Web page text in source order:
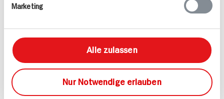
Marketing
Alle zulassen
Nur Notwendige erlauben
Sortiment
Marktfinder
Unser Magazin
Verantwortung & Nachhaltigkeit